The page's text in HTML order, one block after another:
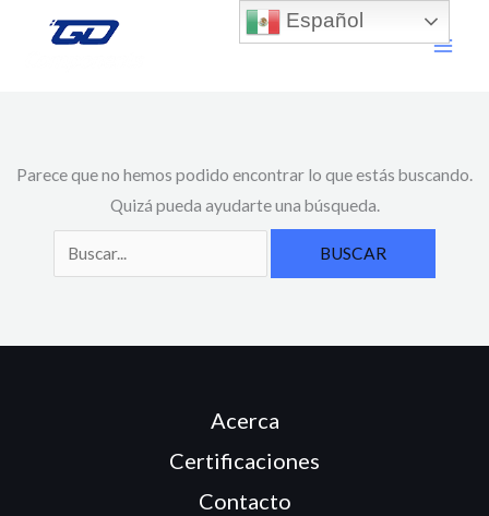
Parece que no hemos podido encontrar lo que estás buscando.
Quizá pueda ayudarte una búsqueda.
por:
Acerca
Certificaciones
Contacto
Español